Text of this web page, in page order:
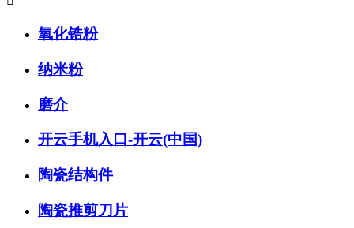
氧化锆粉
纳米粉
磨介
开云手机入口-开云(中国)
陶瓷结构件
陶瓷推剪刀片